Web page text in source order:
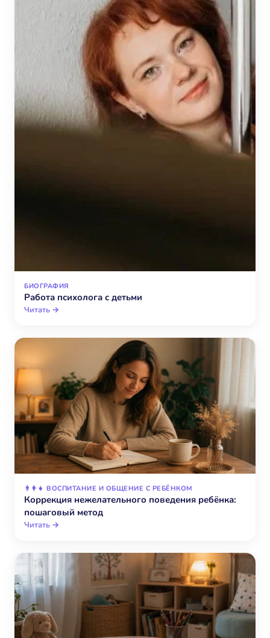
БИОГРАФИЯ
Работа психолога с детьми
Читать →
👨‍👩‍👧 ВОСПИТАНИЕ И ОБЩЕНИЕ С РЕБЁНКОМ
Коррекция нежелательного поведения ребёнка:
пошаговый метод
Читать →